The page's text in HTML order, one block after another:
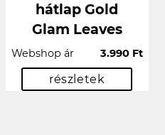
hátlap Gold
Glam Leaves
Webshop ár 3.990 Ft
részletek